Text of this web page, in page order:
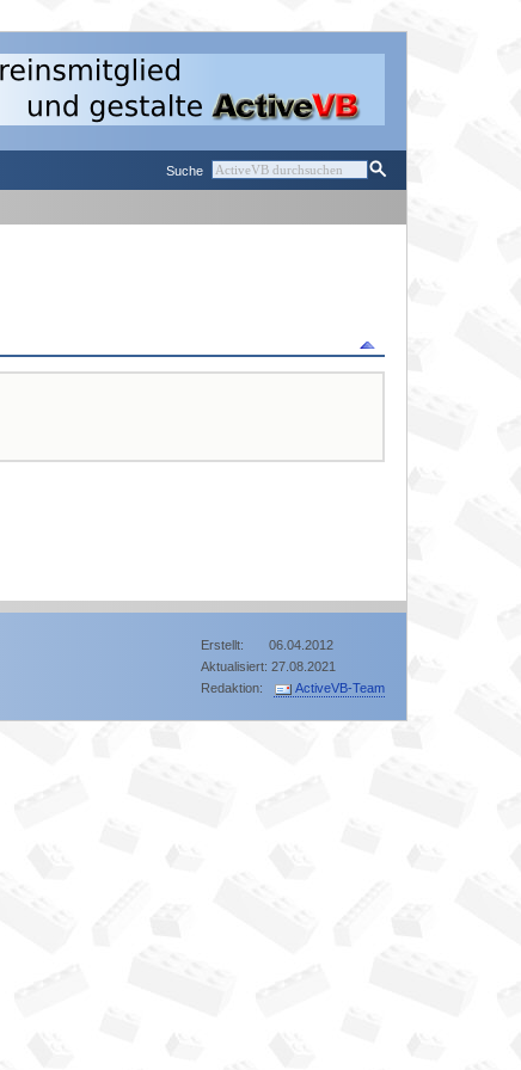
Suche
Erstellt: 06.04.2012
Aktualisiert: 27.08.2021
Redaktion:
ActiveVB-Team